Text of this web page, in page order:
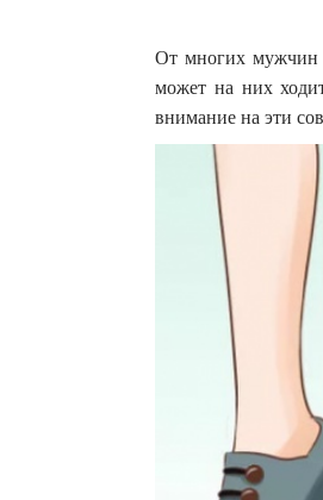
От многих мужчин
может на них
внимание на эти